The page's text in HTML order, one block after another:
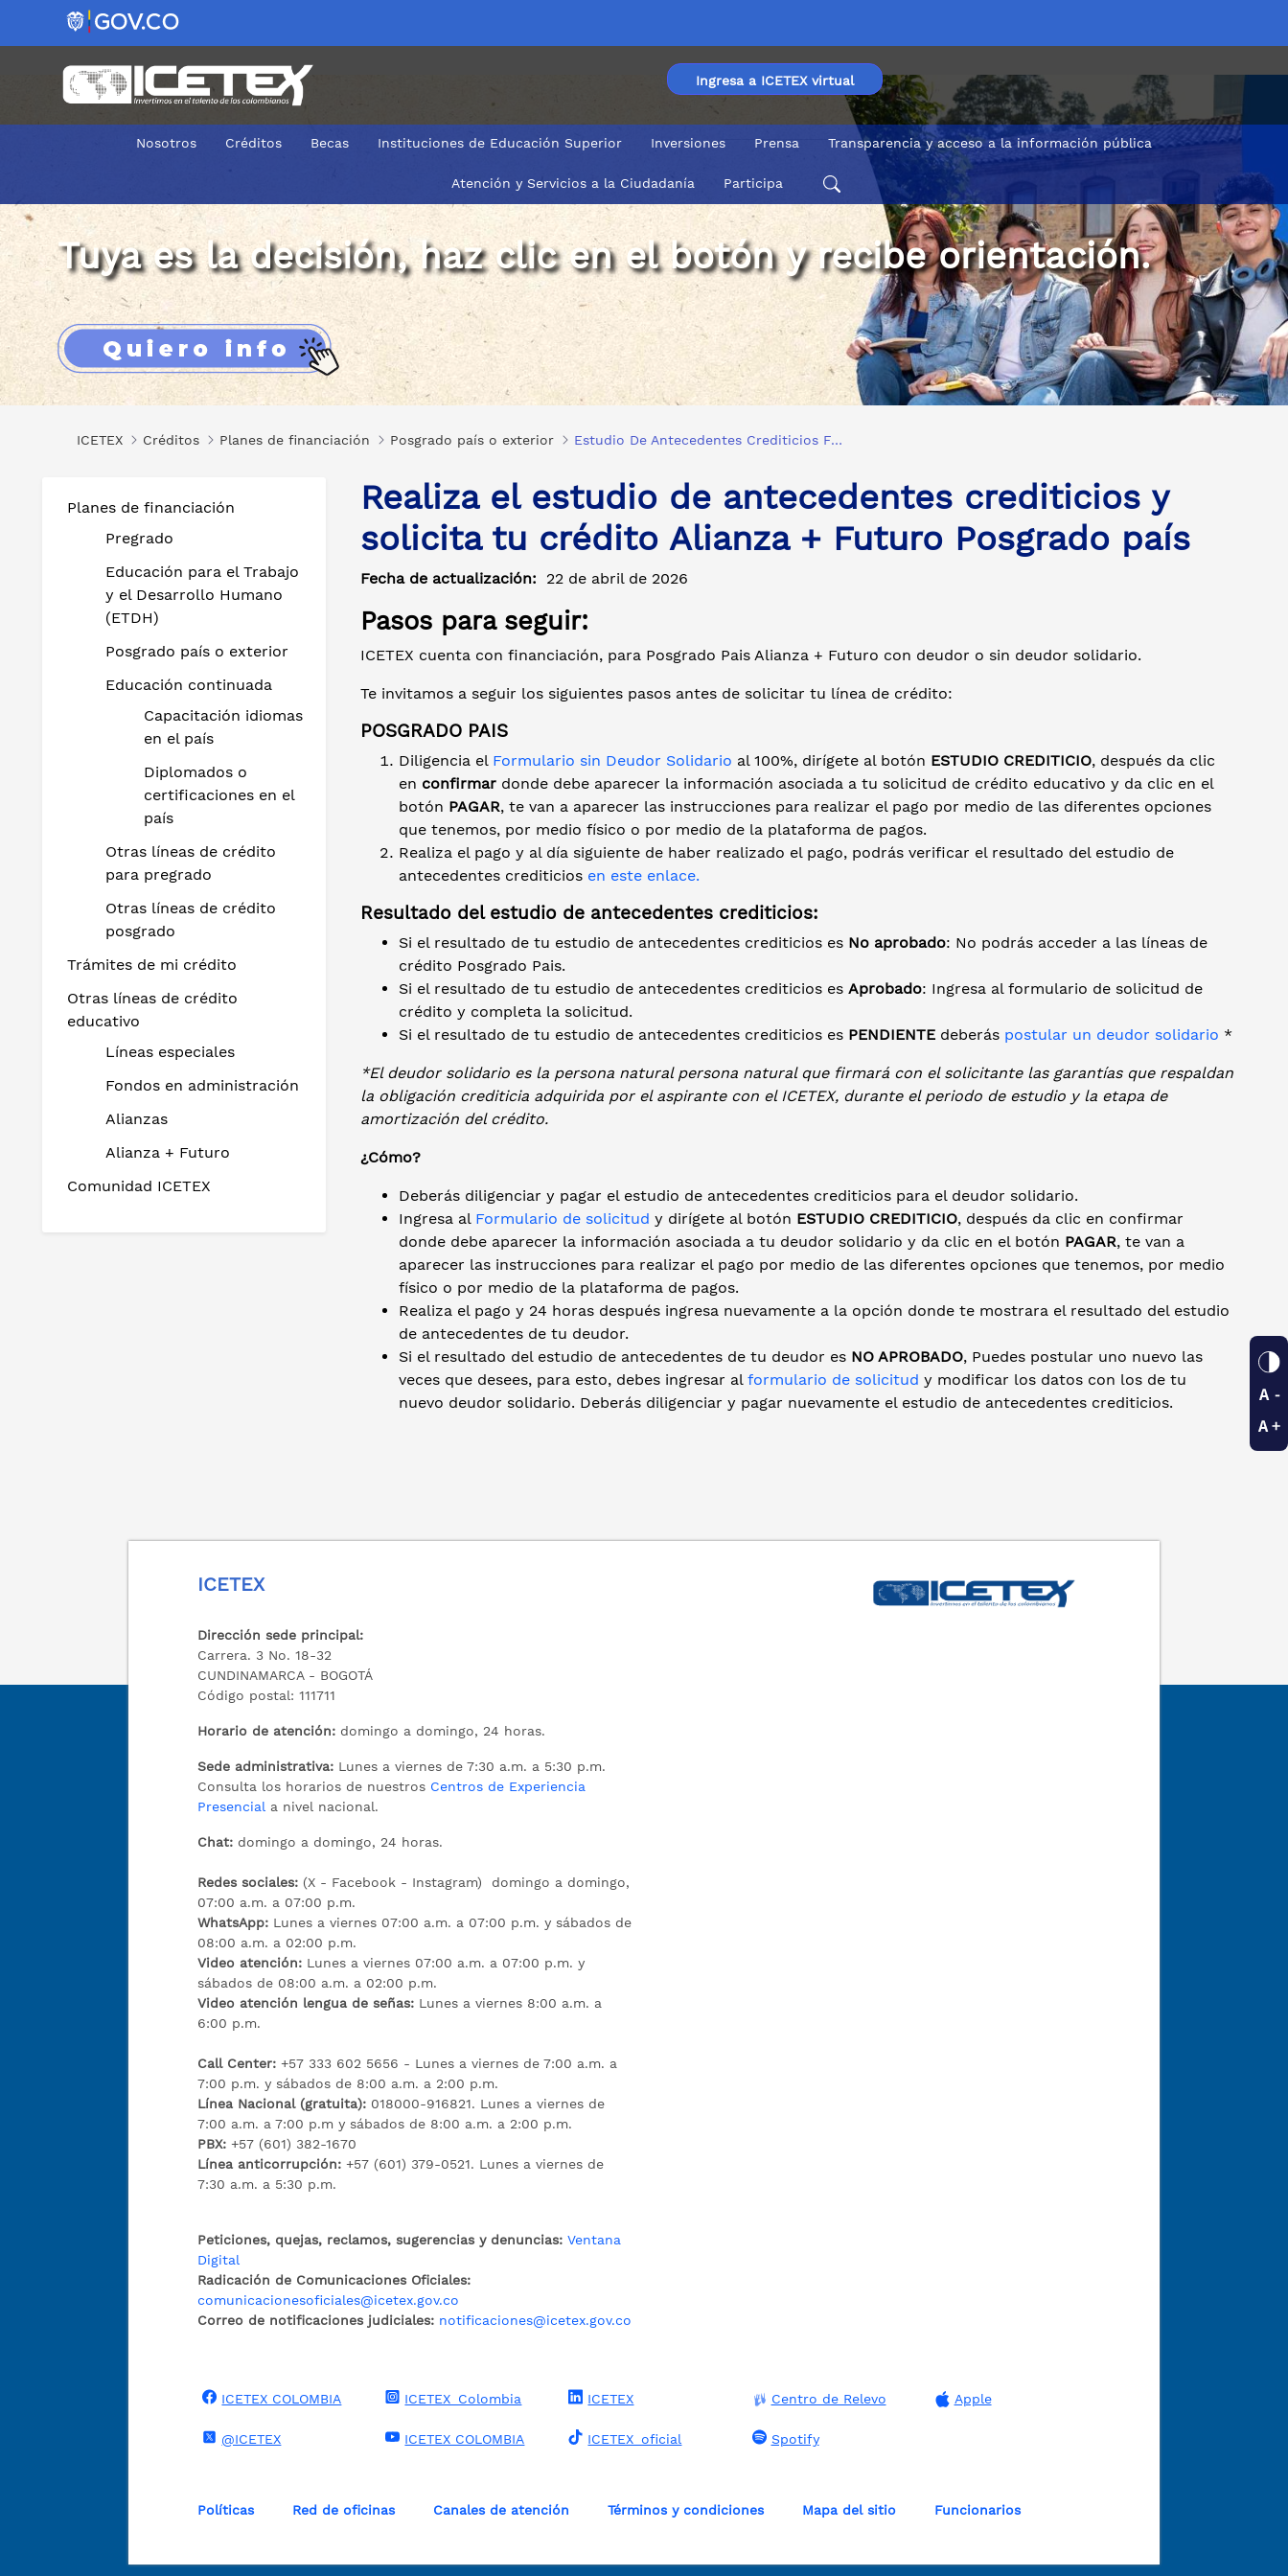
Ingresa a ICETEX virtual
Nosotros Créditos Becas Instituciones de Educación Superior Inversiones Prensa Transparencia y acceso a la información pública
Atención y Servicios a la Ciudadanía Participa
Estudio De Antecedentes Crediticios Futuro
Tuya es la decisión, haz clic en el botón y recibe orientación.
ICETEX Créditos Planes de financiación Posgrado país o exterior Estudio De Antecedentes Crediticios Futuro
Planes de financiación
Pregrado
Educación para el Trabajo
y el Desarrollo Humano
(ETDH)
Posgrado país o exterior
Educación continuada
Capacitación idiomas
en el país
Diplomados o
certificaciones en el
país
Otras líneas de crédito
para pregrado
Otras líneas de crédito
posgrado
Trámites de mi crédito
Otras líneas de crédito
educativo
Líneas especiales
Fondos en administración
Alianzas
Alianza + Futuro
Comunidad ICETEX
Realiza el estudio de antecedentes crediticios y
solicita tu crédito Alianza + Futuro Posgrado país
Fecha de actualización: 22 de abril de 2026
Pasos para seguir:
ICETEX cuenta con financiación, para Posgrado Pais Alianza + Futuro con deudor o sin deudor solidario.
Te invitamos a seguir los siguientes pasos antes de solicitar tu línea de crédito:
POSGRADO PAIS
Diligencia el Formulario sin Deudor Solidario al 100%, dirígete al botón ESTUDIO CREDITICIO, después da clic
en confirmar donde debe aparecer la información asociada a tu solicitud de crédito educativo y da clic en el
botón PAGAR, te van a aparecer las instrucciones para realizar el pago por medio de las diferentes opciones
que tenemos, por medio físico o por medio de la plataforma de pagos.
Realiza el pago y al día siguiente de haber realizado el pago, podrás verificar el resultado del estudio de
antecedentes crediticios en este enlace.
Resultado del estudio de antecedentes crediticios:
Si el resultado de tu estudio de antecedentes crediticios es No aprobado: No podrás acceder a las líneas de
crédito Posgrado Pais.
Si el resultado de tu estudio de antecedentes crediticios es Aprobado: Ingresa al formulario de solicitud de
crédito y completa la solicitud.
Si el resultado de tu estudio de antecedentes crediticios es PENDIENTE deberás postular un deudor solidario *
*El deudor solidario es la persona natural persona natural que firmará con el solicitante las garantías que respaldan
la obligación crediticia adquirida por el aspirante con el ICETEX, durante el periodo de estudio y la etapa de
amortización del crédito.
¿Cómo?
Deberás diligenciar y pagar el estudio de antecedentes crediticios para el deudor solidario.
Ingresa al Formulario de solicitud y dirígete al botón ESTUDIO CREDITICIO, después da clic en confirmar
donde debe aparecer la información asociada a tu deudor solidario y da clic en el botón PAGAR, te van a
aparecer las instrucciones para realizar el pago por medio de las diferentes opciones que tenemos, por medio
físico o por medio de la plataforma de pagos.
Realiza el pago y 24 horas después ingresa nuevamente a la opción donde te mostrara el resultado del estudio
de antecedentes de tu deudor.
Si el resultado del estudio de antecedentes de tu deudor es NO APROBADO, Puedes postular uno nuevo las
veces que desees, para esto, debes ingresar al formulario de solicitud y modificar los datos con los de tu
nuevo deudor solidario. Deberás diligenciar y pagar nuevamente el estudio de antecedentes crediticios.
ICETEX
Dirección sede principal:
Carrera. 3 No. 18-32
CUNDINAMARCA - BOGOTÁ
Código postal: 111711
Horario de atención: domingo a domingo, 24 horas.
Sede administrativa: Lunes a viernes de 7:30 a.m. a 5:30 p.m.
Consulta los horarios de nuestros Centros de Experiencia
Presencial a nivel nacional.
Chat: domingo a domingo, 24 horas.
Redes sociales: (X - Facebook - Instagram) domingo a domingo,
07:00 a.m. a 07:00 p.m.
WhatsApp: Lunes a viernes 07:00 a.m. a 07:00 p.m. y sábados de
08:00 a.m. a 02:00 p.m.
Video atención: Lunes a viernes 07:00 a.m. a 07:00 p.m. y
sábados de 08:00 a.m. a 02:00 p.m.
Video atención lengua de señas: Lunes a viernes 8:00 a.m. a
6:00 p.m.
Call Center:+57 333 602 5656 - Lunes a viernes de 7:00 a.m. a
7:00 p.m. y sábados de 8:00 a.m. a 2:00 p.m.
Línea Nacional (gratuita): 018000-916821. Lunes a viernes de
7:00 a.m. a 7:00 p.m y sábados de 8:00 a.m. a 2:00 p.m.
PBX:+57 (601) 382-1670
Línea anticorrupción:+57 (601) 379-0521. Lunes a viernes de
7:30 a.m. a 5:30 p.m.
Peticiones, quejas, reclamos, sugerencias y denuncias: Ventana
Digital
Radicación de Comunicaciones Oficiales:
comunicacionesoficiales@icetex.gov.co
Correo de notificaciones judiciales: notificaciones@icetex.gov.co
ICETEX COLOMBIA
@ICETEX
ICETEX_Colombia
ICETEX COLOMBIA
ICETEX
ICETEX_oficial
Centro de Relevo
Spotify
Apple
Políticas Red de oficinas Canales de atención Términos y condiciones Mapa del sitio Funcionarios